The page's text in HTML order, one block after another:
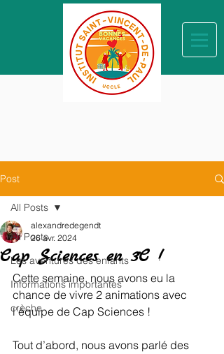
Post
All Posts
Les aventures des enfants
Informations importantes
crèche
All Posts
Cap Sciences en 3C !
alexandredegendt
26 avr. 2024
Cette semaine, nous avons eu la
chance de vivre 2 animations avec
l’équipe de Cap Sciences !
Tout d’abord, nous avons parlé des